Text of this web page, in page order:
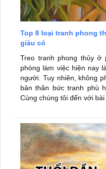
Top 8 loại tranh phong
giàu có
Treo tranh phong thủy ở
phòng làm việc hiện nay
người. Tuy nhiên, không
bản thân bức tranh phù
Cùng chúng tôi đến với